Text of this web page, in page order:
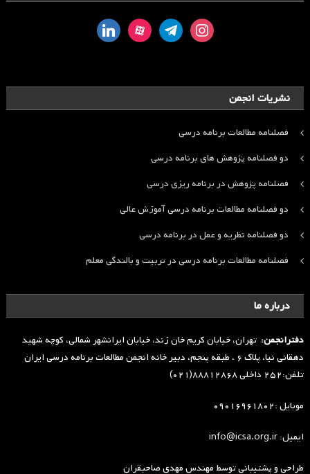
instagram
telegram
aparat
linkedin
نشریات انجمن
فصلنامه مطالعات برنامه درسی
دو فصلنامه پژوهش های برنامه درسی
فصلنامه پژوهش در برنامه ریزی درسی
دو فصلنامه مطالعات برنامه درسی آموزش عالی
دو فصلنامه نظریه و عمل در برنامه درسی
فصلنامه مطالعات برنامه درسی در تربیت و بالندگی معلم
درباره ما
دفترانجمن: تهران، خیابان کریم خان زند، خیابان ایرانشهر شمالی، کوچه شهید
دهقانی نیا، پلاک ۶ ، طبقه پنجم، دبیر خانه انجمن مطالعات برنامه درسی ایران
تلفن:۲۵۲ داخلی ۸۸۸۱۲۸۶۸(۰۲۱)
موبایل :۰۹۰۱۶۹۶۱۸۰۲
ایمیل: info@icsa.org.ir
طراحی و پشتیبانی توسطمهندس مهدی صاحبقران